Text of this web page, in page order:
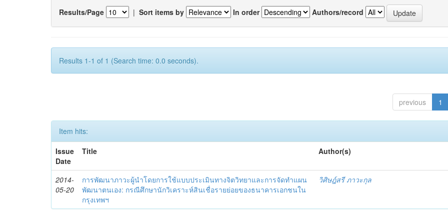
Results/Page | Sort items by In order Authors/record
Results 1-1 of 1 (Search time: 0.0 seconds).
previous 1
Item hits:
Issue
Date
Title Author(s)
2014-
05-20
การพัฒนาภาวะผู้นำโดยการใช้แบบประเมินทางจิตวิทยาและการจัดทำแผน
พัฒนาตนเอง: กรณีศึกษานักวิเคราะห์สินเชื่อรายย่อยของธนาคารเอกชนใน
กรุงเทพฯ
วิศิษฎ์สรี ภาวะกุล